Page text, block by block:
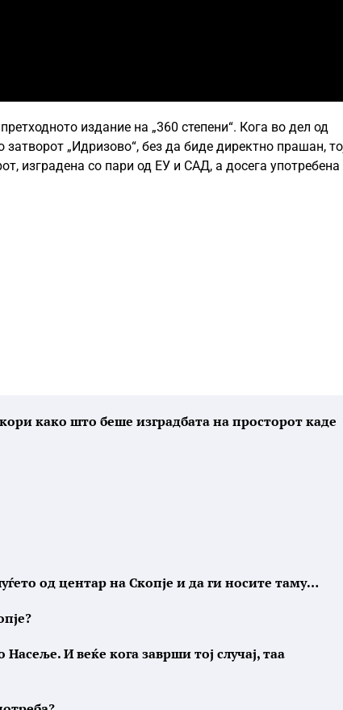
издание на „360 степени“. Кога во дел од
„Идризово“, без да биде директно прашан,
изградена со пари од ЕУ и САД, а досега употребена
како што беше изградбата на просторот каде
од центар на Скопје и да ги носите таму…
И веќе кога заврши тој случај, таа